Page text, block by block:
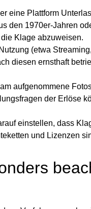
eine Plattform
den 1970er‑Jahren
Klage abzuweisen.
(etwa
diesen ernsthaft
aufgenommene
der Erlöse
einstellen, dass
und Lizenzen